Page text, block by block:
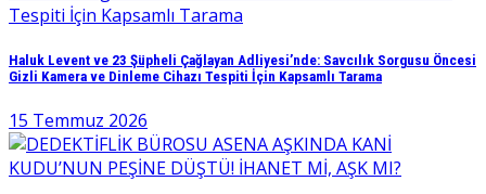
Haluk Levent ve 23 Şüpheli Çağlayan Adliyesi’nde: Savcılık Sorgusu Öncesi
Gizli Kamera ve Dinleme Cihazı Tespiti İçin Kapsamlı Tarama
15 Temmuz 2026